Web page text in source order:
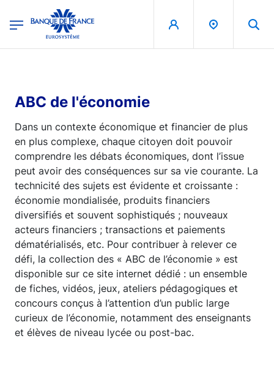
Banque de France - Menu Principal
ABC de l'économie
Dans un contexte économique et financier de plus
en plus complexe, chaque citoyen doit pouvoir
comprendre les débats économiques, dont l’issue
peut avoir des conséquences sur sa vie courante. La
technicité des sujets est évidente et croissante :
économie mondialisée, produits financiers
diversifiés et souvent sophistiqués ; nouveaux
acteurs financiers ; transactions et paiements
dématérialisés, etc. Pour contribuer à relever ce
défi, la collection des « ABC de l’économie » est
disponible sur ce site internet dédié : un ensemble
de fiches, vidéos, jeux, ateliers pédagogiques et
concours conçus à l’attention d’un public large
curieux de l’économie, notamment des enseignants
et élèves de niveau lycée ou post-bac.